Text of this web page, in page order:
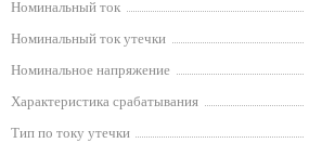
Номинальный ток
Номинальный ток утечки
Номинальное напряжение
Характеристика срабатывания
Тип по току утечки